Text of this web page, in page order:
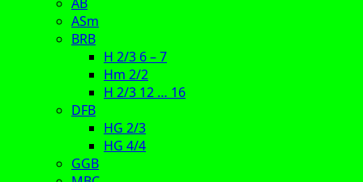
ASm
BRB
H 2/3 6 – 7
Hm 2/2
H 2/3 12 … 16
DFB
HG 2/3
HG 4/4
GGB